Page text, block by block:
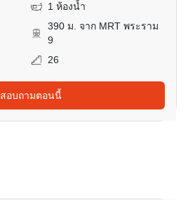
1 ห้องน้ำ
390 ม. จาก MRT พระราม
9
26
สอบถามตอนนี้